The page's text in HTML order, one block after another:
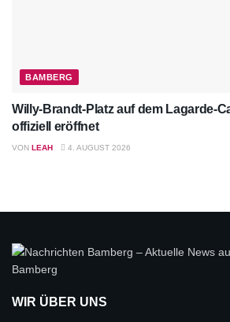
BAMBERG
Willy-Brandt-Platz auf dem Lagarde-
offiziell eröffnet
VON LEAH 4. AUGUST 2026
WIR ÜBER UNS